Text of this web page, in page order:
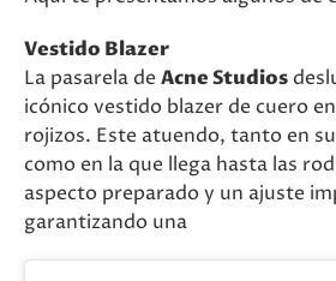
Vestido Blazer
La pasarela deAcne Studios
icónico vestido blazer de cuero
rojizos. Este atuendo, tanto en
como en la que llega hasta las
aspecto preparado y un ajuste
garantizando una